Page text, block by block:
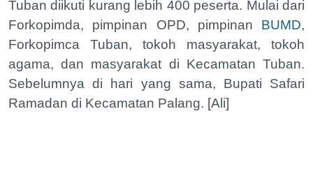
Tuban diikuti kurang lebih 400 peserta. Mulai dari
Forkopimda, pimpinan OPD, pimpinan BUMD,
Forkopimca Tuban, tokoh masyarakat, tokoh
agama, dan masyarakat di Kecamatan Tuban.
Sebelumnya di hari yang sama, Bupati Safari
Ramadan di Kecamatan Palang. [Ali]